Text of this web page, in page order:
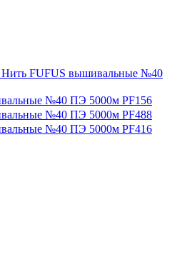
Нить FUFUS вышивальные №40
№40 ПЭ 5000м PF156
№40 ПЭ 5000м PF488
№40 ПЭ 5000м PF416